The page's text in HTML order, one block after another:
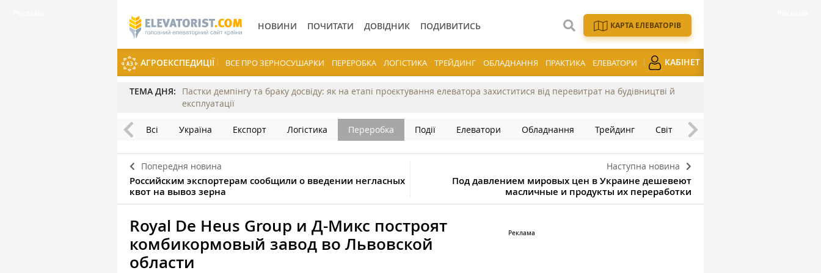
НОВИНИ ПОЧИТАТИ ДОВІДНИК ПОДИВИТИСЬ КАРТА ЕЛЕВАТОРІВ
АГРОЕКСПЕДИЦІЇ ВСЕ ПРО ЗЕРНОСУШАРКИ ПЕРЕРОБКА ЛОГІСТИКА ТРЕЙДИНГ ОБЛАДНАННЯ ПРАКТИКА ЕЛЕВАТОРИ КАБІНЕТ
ТЕМА ДНЯ:
Пастки демпінгу та браку досвіду: як на етапі проєктування елеватора захиститися від перевитрат на будівництві й
експлуатації
Всі Україна Експорт Логістика Переробка Події Елеватори Обладнання Трейдинг Світ
Попередня новина
Российским экспортерам сообщили о введении негласных
квот на вывоз зерна
Наступна новина
Под давлением мировых цен в Украине дешевеют
масличные и продукты их переработки
Royal De Heus Group и Д-Микс построят
комбикормовый завод во Львовской
области